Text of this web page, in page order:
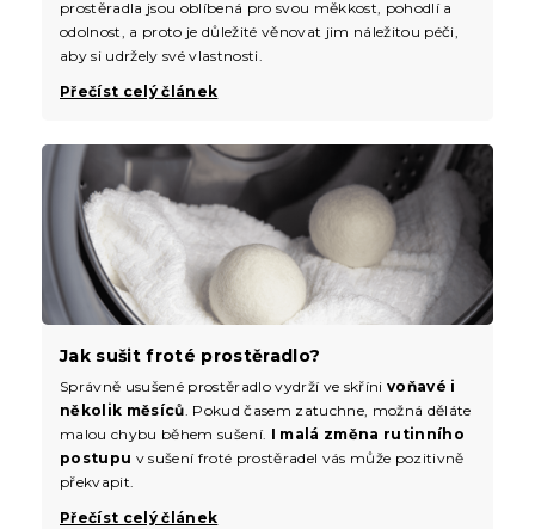
Jak sušit froté prostěradlo?
Správně usušené prostěradlo vydrží ve skříni voňavé i
několik měsíců. Pokud časem zatuchne, možná děláte
malou chybu během sušení. I malá změna rutinního
postupu v sušení froté prostěradel vás může pozitivně
překvapit.
Přečíst celý článek
prostěradla jsou oblíbená pro svou měkkost, pohodlí a
odolnost, a proto je důležité věnovat jim náležitou péči,
aby si udržely své vlastnosti.
Přečíst celý článek